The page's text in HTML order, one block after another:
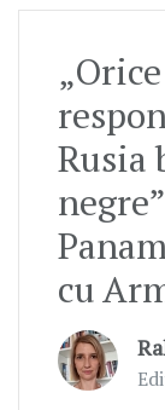
Rusia
cu